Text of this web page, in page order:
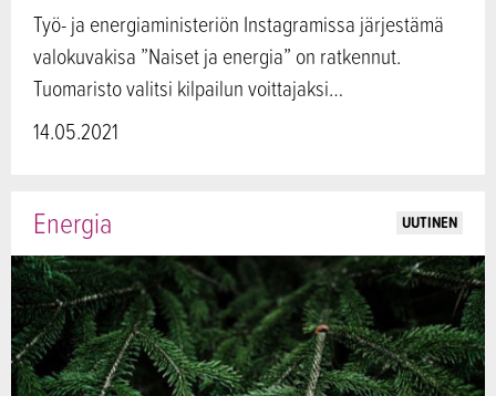
Työ- ja energiaministeriön Instagramissa järjestämä
valokuvakisa ”Naiset ja energia” on ratkennut.
Tuomaristo valitsi kilpailun voittajaksi…
14.05.2021
Energia UUTINEN